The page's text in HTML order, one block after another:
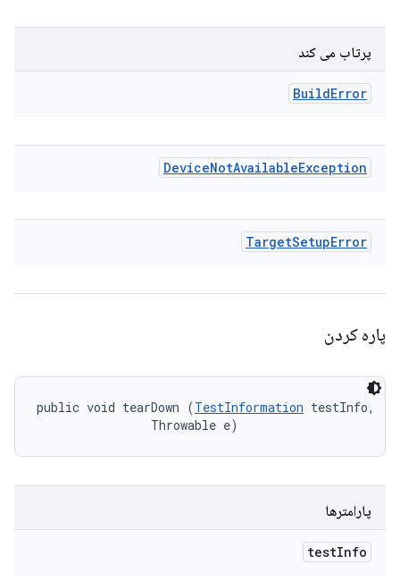
پرتاب می کند
BuildError
DeviceNotAvailableException
TargetSetupError
پاره کردن
public void tearDown (TestInformation testInfo,
                Throwable e)
پارامترها
testInfo